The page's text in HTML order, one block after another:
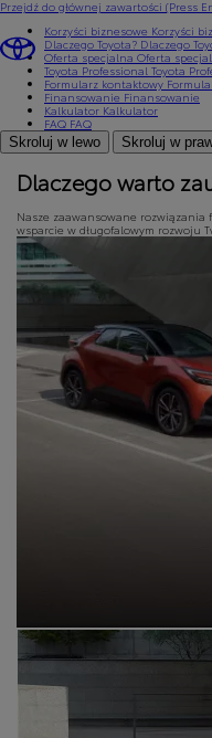
Przejdź do głównej zawartości (Press
Korzyści biznesowe Korzyści
Dlaczego Toyota? Dlaczego
Oferta specjalna Oferta
Toyota Professional Toyota
Formularz kontaktowy
Finansowanie Finansowanie
Kalkulator Kalkulator
FAQ FAQ
Skroluj w lewo
Skroluj w
Dlaczego warto
Nasze zaawansowane
wsparcie w długofalowym rozwoju